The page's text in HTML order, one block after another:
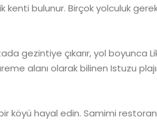
kenti bulunur. Birçok yolculuk
gezintiye çıkarır, yol boyunca
alanı olarak bilinen Istuzu
köyü hayal edin. Samimi